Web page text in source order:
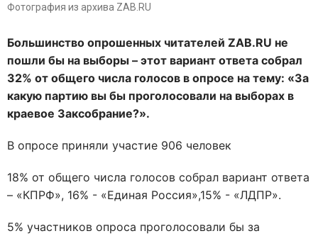
Фотография из архива ZAB.RU
Большинство опрошенных читателей ZAB.RU не
пошли бы на выборы – этот вариант ответа собрал
32% от общего числа голосов в опросе на тему: «За
какую партию вы бы проголосовали на выборах в
краевое Заксобрание?».
В опросе приняли участие 906 человек
18% от общего числа голосов собрал вариант ответа
– «КПРФ», 16% - «Единая Россия»,15% - «ЛДПР».
5% участников опроса проголосовали бы за